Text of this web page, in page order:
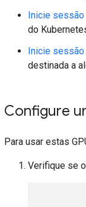
Inicie sessão
do
Inicie sessão
destinada a
Configure
Para usar estas
Verifique se